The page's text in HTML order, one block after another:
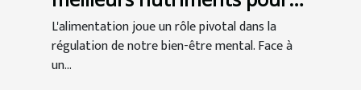
apaiser l'esprit
L'alimentation joue un rôle pivotal dans la
régulation de notre bien-être mental. Face à
un...